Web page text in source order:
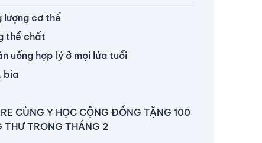
cơ thể
thể chất
uống hợp lý ở mọi lứa tuổi
bia
CÙNG Y HỌC CỘNG ĐỒNG TẶNG 100
THƯ TRONG THÁNG 2